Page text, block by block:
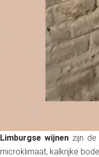
Limburgse wijnen zijn
microklimaat, kalkrijke